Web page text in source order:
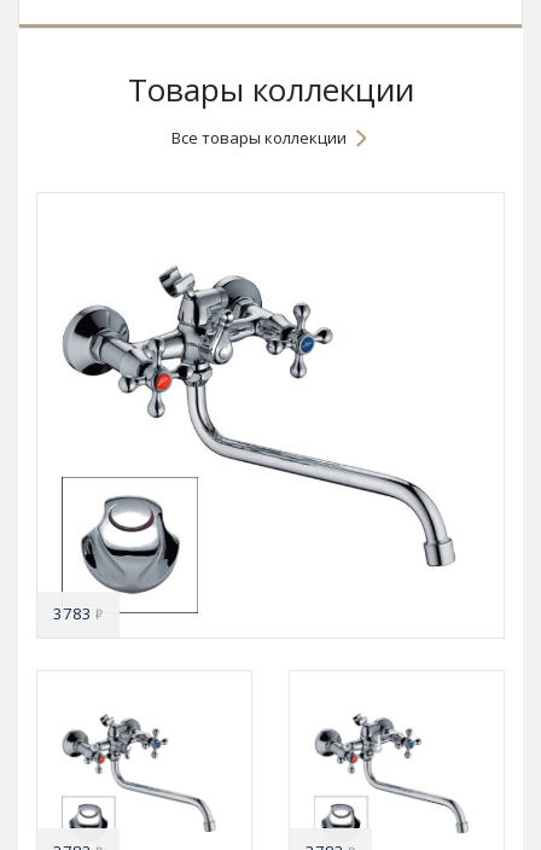
Товары коллекции
Все товары коллекции
3783₽